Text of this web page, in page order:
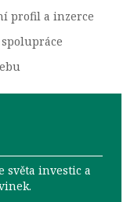
profil a inzerce
světa investic a